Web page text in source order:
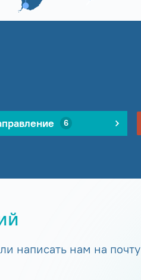
6
написать нам на почту